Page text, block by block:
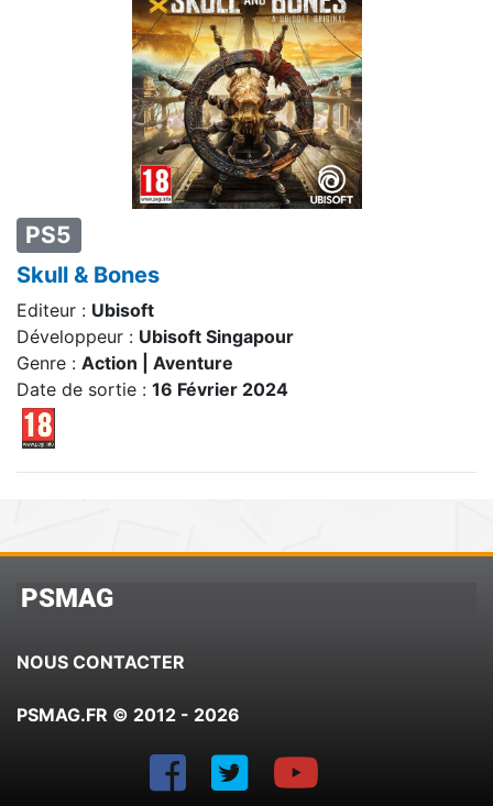
PS5
Skull & Bones
Editeur : Ubisoft
Développeur : Ubisoft Singapour
Genre : Action | Aventure
Date de sortie : 16 Février 2024
PSMAG
NOUS CONTACTER
PSMAG.FR © 2012 - 2026